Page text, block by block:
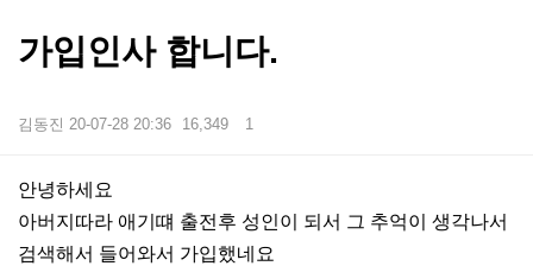
가입인사 합니다.
김동진 20-07-28 20:36 16,349 1
본문
안녕하세요
아버지따라 애기떄 출전후 성인이 되서 그 추억이 생각나서
검색해서 들어와서 가입했네요